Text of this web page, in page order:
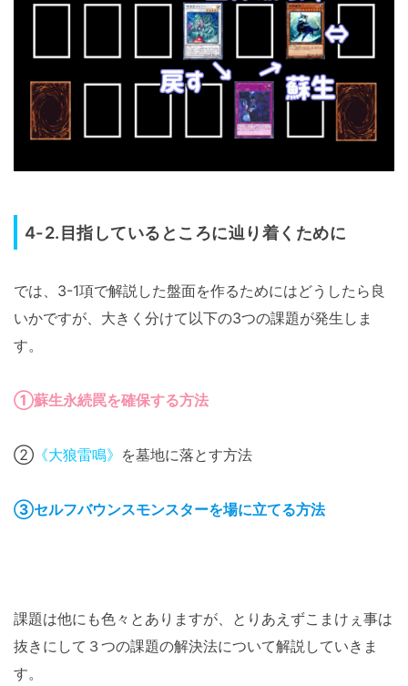
4-2.目指しているところに辿り着くために
では、3-1項で解説した盤面を作るためにはどうしたら良
いかですが、大きく分けて以下の3つの課題が発生しま
す。
①蘇生永続罠を確保する方法
② 《大狼雷鳴》 を墓地に落とす方法
③セルフバウンスモンスターを場に立てる方法
課題は他にも色々とありますが、とりあえずこまけぇ事は
抜きにして３つの課題の解決法について解説していきま
す。